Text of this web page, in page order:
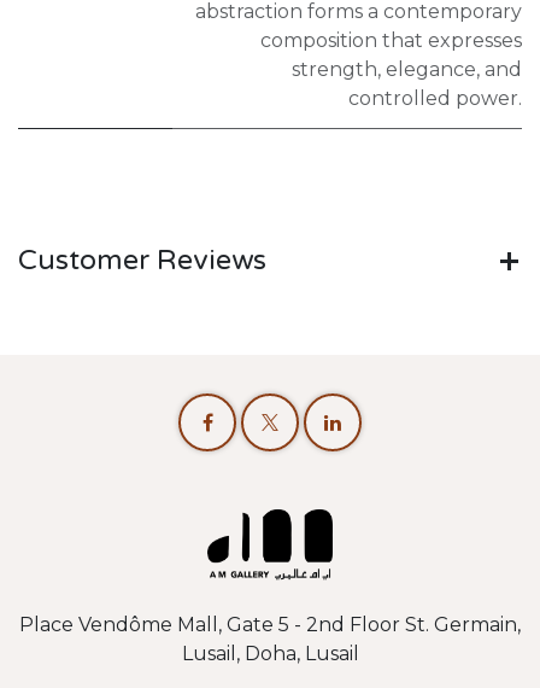
abstraction forms a contemporary
composition that expresses
strength, elegance, and
controlled power.
Customer Reviews
Place Vendôme Mall, Gate 5 - 2nd Floor St. Germain,
Lusail, Doha, Lusail